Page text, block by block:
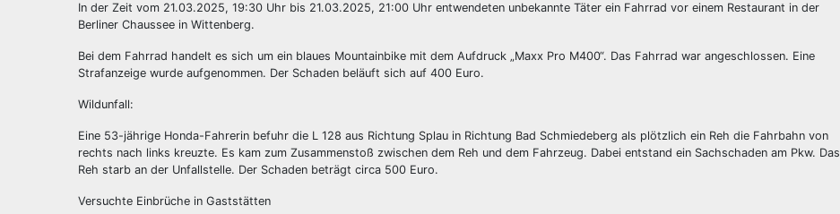
In der Zeit vom 21.03.2025, 19:30 Uhr bis 21.03.2025, 21:00 Uhr entwendeten unbekannte Täter ein Fahrrad vor einem Restaurant in der
Berliner Chaussee in Wittenberg.
Bei dem Fahrrad handelt es sich um ein blaues Mountainbike mit dem Aufdruck „Maxx Pro M400“. Das Fahrrad war angeschlossen. Eine
Strafanzeige wurde aufgenommen. Der Schaden beläuft sich auf 400 Euro.
Wildunfall:
Eine 53-jährige Honda-Fahrerin befuhr die L 128 aus Richtung Splau in Richtung Bad Schmiedeberg als plötzlich ein Reh die Fahrbahn von
rechts nach links kreuzte. Es kam zum Zusammenstoß zwischen dem Reh und dem Fahrzeug. Dabei entstand ein Sachschaden am Pkw. Das
Reh starb an der Unfallstelle. Der Schaden beträgt circa 500 Euro.
Versuchte Einbrüche in Gaststätten